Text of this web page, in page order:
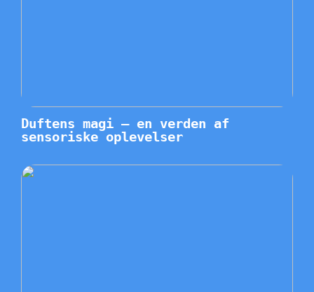
Duftens magi – en verden af
sensoriske oplevelser